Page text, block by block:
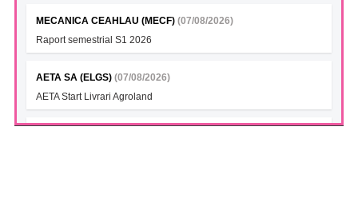
MECANICA CEAHLAU (MECF) (07/08/2026)
Raport semestrial S1 2026
AETA SA (ELGS) (07/08/2026)
AETA Start Livrari Agroland